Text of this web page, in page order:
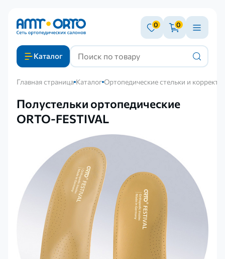
0 0
Каталог
Главная страница Каталог Ортопедические стельки и
Полустельки ортопедические
ORTO-FESTIVAL